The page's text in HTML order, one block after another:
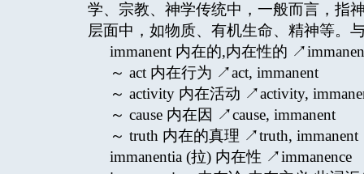
学、宗教、神学传统中，一般而言，指
层面中，如物质、有机生命、精神等。
immanent 内在的,内在性的
～ act 内在行为 ↗act, immanent
～ activity 内在活动 ↗activity,
～ cause 内在因 ↗cause, immanent
～ truth 内在的真理 ↗truth, immanent
immanentia (拉) 内在性 ↗immanence